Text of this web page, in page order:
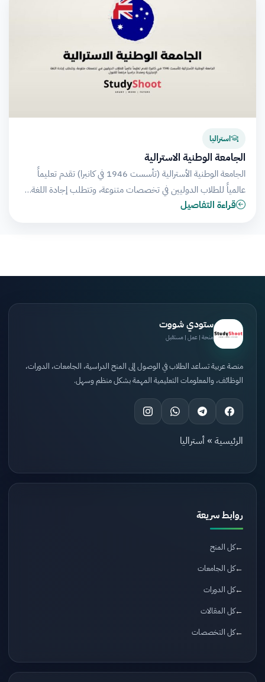
استراليا
الجامعة الوطنية الاسترالية
الجامعة الوطنية الأسترالية (تأسست 1946 في كانبرا) تقدم تعليماً
عالمياً للطلاب الدوليين في تخصصات متنوعة، وتتطلب إجادة اللغة…
قراءة التفاصيل
ستودي شووت
منحة | عمل | مستقبل
منصة عربية تساعد الطلاب في الوصول إلى المنح الدراسية، الجامعات، الدورات،
الوظائف، والمعلومات التعليمية المهمة بشكل منظم وسهل.
الرئيسية » أستراليا
روابط سريعة
كل المنح
كل الجامعات
كل الدورات
كل المقالات
كل التخصصات